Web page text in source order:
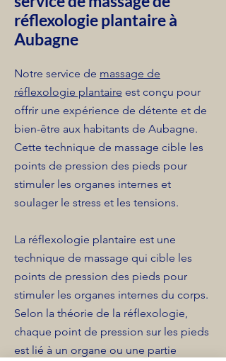
réflexologie plantaire à
Aubagne
Notre service de massage de
réflexologie plantaire est conçu pour
offrir une expérience de détente et de
bien-être aux habitants de Aubagne.
Cette technique de massage cible les
points de pression des pieds pour
stimuler les organes internes et
soulager le stress et les tensions.
La réflexologie plantaire est une
technique de massage qui cible les
points de pression des pieds pour
stimuler les organes internes du corps.
Selon la théorie de la réflexologie,
chaque point de pression sur les pieds
est lié à un organe ou une partie